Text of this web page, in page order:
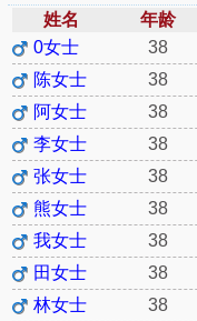
姓名 年龄
0女士
38
陈女士
38
阿女士
38
李女士
38
张女士
38
熊女士
38
我女士
38
田女士
38
林女士
38